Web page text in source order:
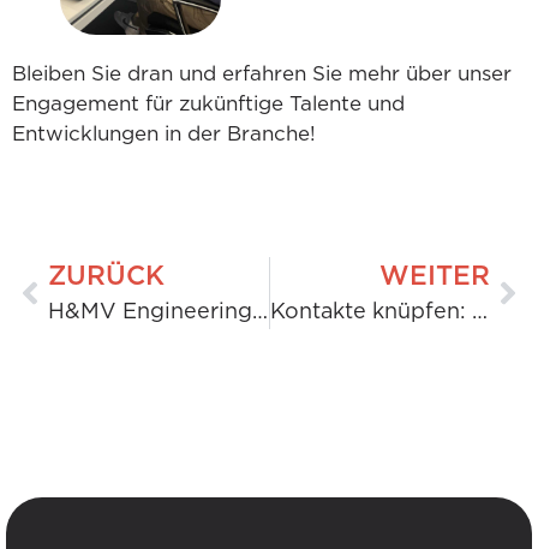
Bleiben Sie dran und erfahren Sie mehr über unser
Engagement für zukünftige Talente und
Entwicklungen in der Branche!
ZURÜCK
H&MV Engineering als Auftragnehmer für die Nebenanlagen des Ocker Hill-Batterieprojekts von Eku Energy ausgewählt
WEITER
Kontakte knüpfen: Ingenieurstudenten der Universität Limerick besuchen das Umspannwerk Killonan